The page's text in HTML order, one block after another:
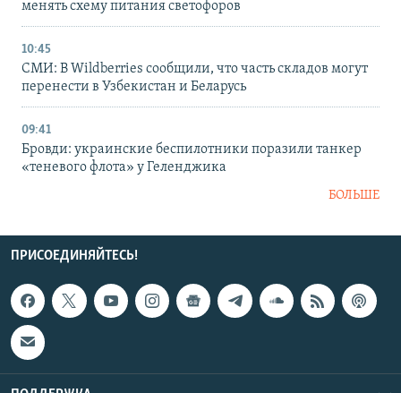
менять схему питания светофоров
10:45
СМИ: В Wildberries сообщили, что часть складов могут
перенести в Узбекистан и Беларусь
09:41
Бровди: украинские беспилотники поразили танкер
«теневого флота» у Геленджика
БОЛЬШЕ
ПРИСОЕДИНЯЙТЕСЬ!